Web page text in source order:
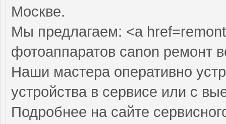
Москве.
Мы предлагаем: <a
фотоаппаратов canon ремонт
Наши мастера оперативно
устройства в сервисе или с
Подробнее на сайте